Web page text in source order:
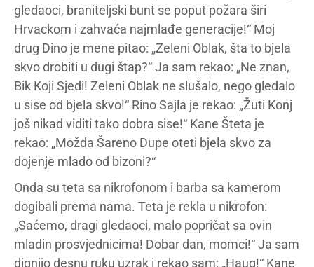
gledaoci, braniteljski bunt se poput požara širi
Hrvackom i zahvaća najmlađe generacije!“ Moj
drug Dino je mene pitao: „Zeleni Oblak, šta to bjela
skvo drobiti u dugi štap?“ Ja sam rekao: „Ne znan,
Bik Koji Sjedi! Zeleni Oblak ne slušalo, nego gledalo
u sise od bjela skvo!“ Rino Sajla je rekao: „Žuti Konj
još nikad viditi tako dobra sise!“ Kane Šteta je
rekao: „Možda Šareno Dupe oteti bjela skvo za
dojenje mlado od bizoni?“
Onda su teta sa nikrofonom i barba sa kamerom
dogibali prema nama. Teta je rekla u nikrofon:
„Saćemo, dragi gledaoci, malo popričat sa ovin
mladin prosvjednicima! Dobar dan, momci!“ Ja sam
dignijo desnu ruku uzrak i rekao sam: „Haug!“ Kane